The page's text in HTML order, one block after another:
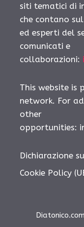
siti tematici di
che contano
ed esperti del
comunicati e
collaborazioni:
This website is
network. For
other
opportunities:
Dichiarazione
Cookie Policy